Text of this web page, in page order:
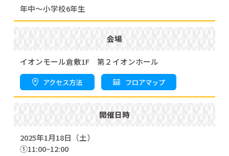
年中～小学校6年生
会場
イオンモール倉敷1F 第２イオンホール
アクセス方法 フロアマップ
開催日時
2025年1月18日（土）
①11:00~12:00